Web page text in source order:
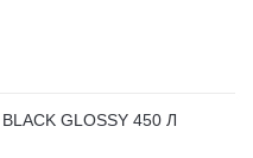
GLOSSY 450 Л